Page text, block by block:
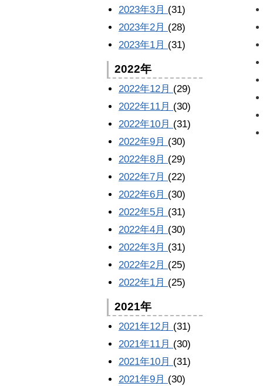
2023年3月 (31)
2023年2月 (28)
2023年1月 (31)
2022年
2022年12月 (29)
2022年11月 (30)
2022年10月 (31)
2022年9月 (30)
2022年8月 (29)
2022年7月 (22)
2022年6月 (30)
2022年5月 (31)
2022年4月 (30)
2022年3月 (31)
2022年2月 (25)
2022年1月 (25)
2021年
2021年12月 (31)
2021年11月 (30)
2021年10月 (31)
2021年9月 (30)